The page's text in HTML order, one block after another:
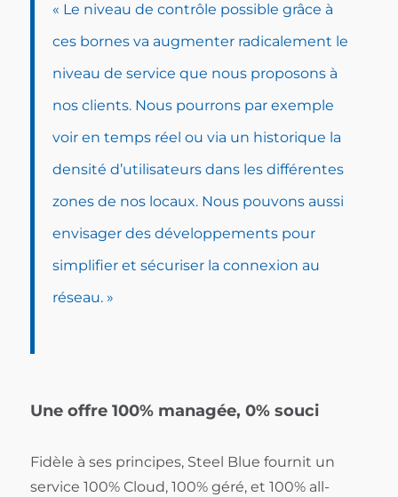
« Le niveau de contrôle possible grâce à
ces bornes va augmenter radicalement le
niveau de service que nous proposons à
nos clients. Nous pourrons par exemple
voir en temps réel ou via un historique la
densité d’utilisateurs dans les différentes
zones de nos locaux. Nous pouvons aussi
envisager des développements pour
simplifier et sécuriser la connexion au
réseau. »
Une offre 100% managée, 0% souci
Fidèle à ses principes, Steel Blue fournit un
service 100% Cloud, 100% géré, et 100% all-